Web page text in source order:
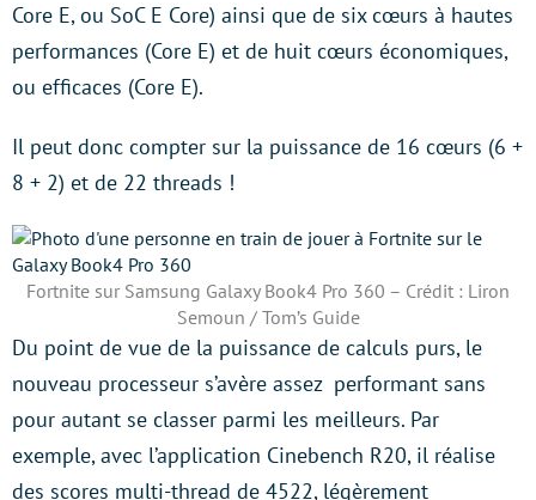
Core E, ou SoC E Core) ainsi que de six cœurs à hautes
performances (Core E) et de huit cœurs économiques,
ou efficaces (Core E).
Il peut donc compter sur la puissance de 16 cœurs (6 +
8 + 2) et de 22 threads !
Fortnite sur Samsung Galaxy Book4 Pro 360 – Crédit : Liron
Semoun / Tom’s Guide
Du point de vue de la puissance de calculs purs, le
nouveau processeur s’avère assez performant sans
pour autant se classer parmi les meilleurs. Par
exemple, avec l’application Cinebench R20, il réalise
des scores multi-thread de 4522, légèrement